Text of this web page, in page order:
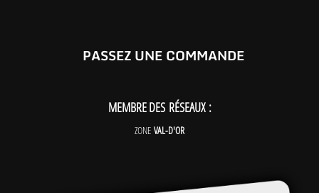
PASSEZ UNE COMMANDE
MEMBRE DES RÉSEAUX :
ZONE VAL-D'OR